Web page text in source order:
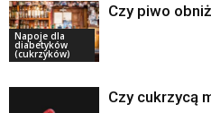
Napoje dla
diabetyków
(cukrzyków)
Czy piwo
Czy cukrzycą